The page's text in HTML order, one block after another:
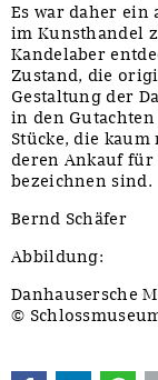
Es war daher ein
im Kunsthandel
Kandelaber
Zustand, die
Gestaltung der
in den
Stücke, die
deren Ankauf für
bezeichnen sind.
Bernd Schäfer
Abbildung:
Danhausersche
©